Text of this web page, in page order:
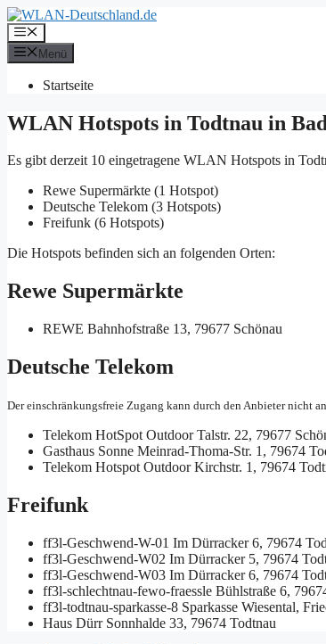
Zum
Inhalt
springen
Menü
Menü
Startseite
WLAN Hotspots in Todtnau in
Es gibt derzeit 10 eingetragene WLAN Hotspots in
Rewe Supermärkte (1 Hotspot)
Deutsche Telekom (3 Hotspots)
Freifunk (6 Hotspots)
Die Hotspots befinden sich an folgenden Orten:
Rewe Supermärkte
REWE Bahnhofstraße 13, 79677 Schönau
Deutsche Telekom
Der einschränkungsfreie Zugang kann durch den Anbieter nicht
Telekom HotSpot OutdoorTalstr. 22, 79677
Gasthaus Sonne Meinrad-Thoma-Str. 1, 79674
Telekom Hotspot OutdoorKirchstr. 1, 79674
Freifunk
ff3l-Geschwend-W-01 Im Dürracker 6, 79674
ff3l-Geschwend-W02 Im Dürracker 5, 79674
ff3l-Geschwend-W03 Im Dürracker 6, 79674
ff3l-schlechtnau-fewo-fraessle Bühlstraße 6,
ff3l-todtnau-sparkasse-8 Sparkasse Wiesental,
Haus DürrSonnhalde 33, 79674 Todtnau